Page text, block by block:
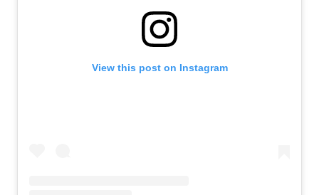
View this post on Instagram